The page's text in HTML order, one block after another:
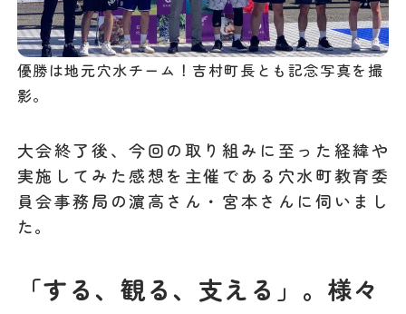
優勝は地元穴水チーム！吉村町長とも記念写真を撮
影。
大会終了後、今回の取り組みに至った経緯や
実施してみた感想を主催である穴水町教育委
員会事務局の濵高さん・宮本さんに伺いまし
た。
「する、観る、支える」。様々